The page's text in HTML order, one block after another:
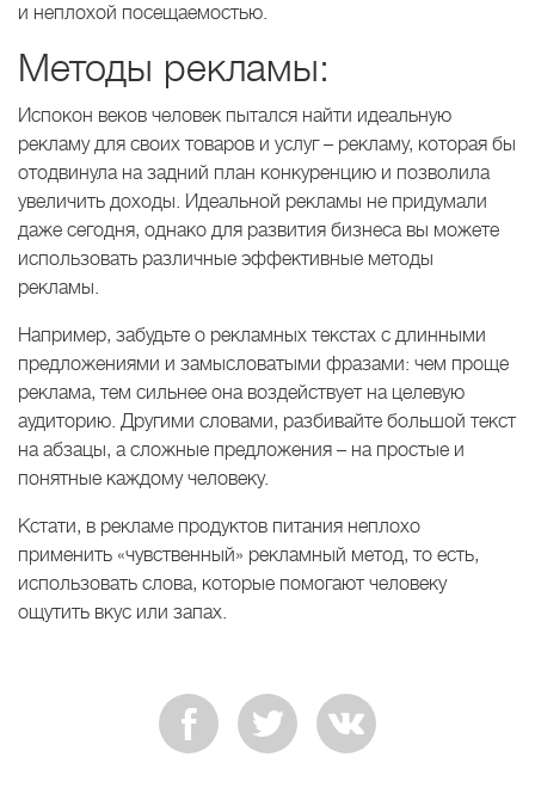
и неплохой посещаемостью.
Методы рекламы:
Испокон веков человек пытался найти идеальную
рекламу для своих товаров и услуг – рекламу, которая бы
отодвинула на задний план конкуренцию и позволила
увеличить доходы. Идеальной рекламы не придумали
даже сегодня, однако для развития бизнеса вы можете
использовать различные эффективные методы
рекламы.
Например, забудьте о рекламных текстах с длинными
предложениями и замысловатыми фразами: чем проще
реклама, тем сильнее она воздействует на целевую
аудиторию. Другими словами, разбивайте большой текст
на абзацы, а сложные предложения – на простые и
понятные каждому человеку.
Кстати, в рекламе продуктов питания неплохо
применить «чувственный» рекламный метод, то есть,
использовать слова, которые помогают человеку
ощутить вкус или запах.